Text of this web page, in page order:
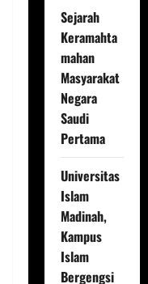
Sejarah
Keramahta
mahan
Masyarakat
Negara
Saudi
Pertama
Universitas
Islam
Madinah,
Kampus
Islam
Bergengsi